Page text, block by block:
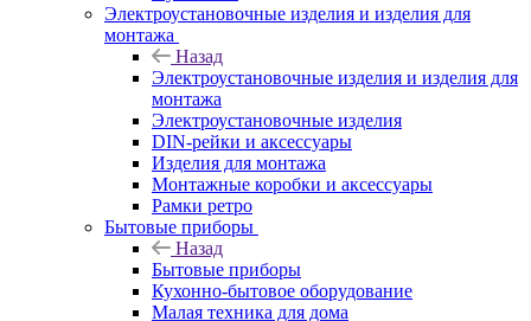
Электроустановочные изделия и изделия для
монтажа
Назад
Электроустановочные изделия и изделия для
монтажа
Электроустановочные изделия
DIN-рейки и аксессуары
Изделия для монтажа
Монтажные коробки и аксессуары
Рамки ретро
Бытовые приборы
Назад
Бытовые приборы
Кухонно-бытовое оборудование
Малая техника для дома